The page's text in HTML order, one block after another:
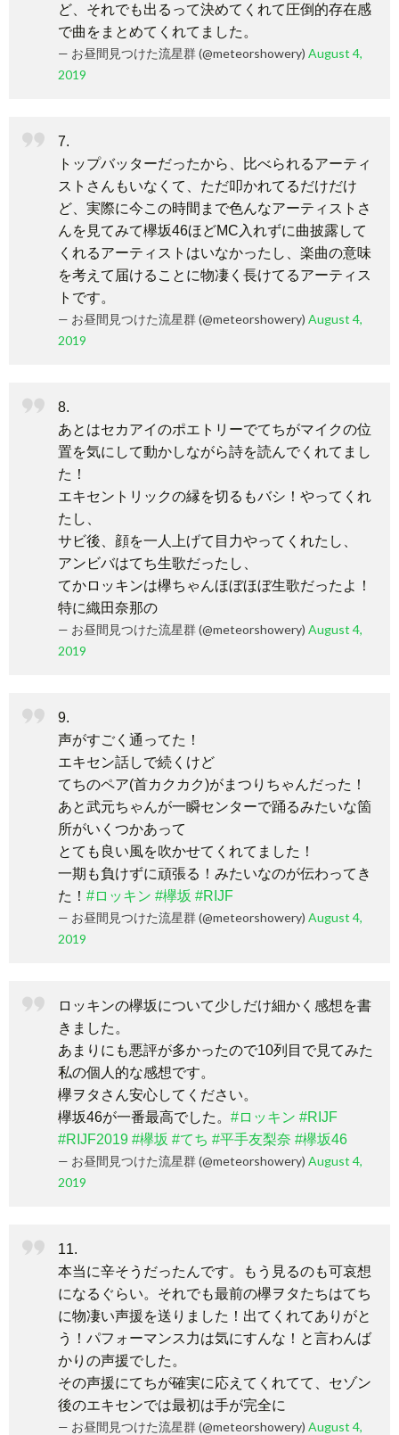
ど、それでも出るって決めてくれて圧倒的存在感
で曲をまとめてくれてました。
— お昼間見つけた流星群 (@meteorshowery) August 4,
2019
7.
トップバッターだったから、比べられるアーティ
ストさんもいなくて、ただ叩かれてるだけだけ
ど、実際に今この時間まで色んなアーティストさ
んを見てみて欅坂46ほどMC入れずに曲披露して
くれるアーティストはいなかったし、楽曲の意味
を考えて届けることに物凄く長けてるアーティス
トです。
— お昼間見つけた流星群 (@meteorshowery) August 4,
2019
8.
あとはセカアイのポエトリーでてちがマイクの位
置を気にして動かしながら詩を読んでくれてまし
た！
エキセントリックの縁を切るもバシ！やってくれ
たし、
サビ後、顔を一人上げて目力やってくれたし、
アンビバはてち生歌だったし、
てかロッキンは欅ちゃんほぼほぼ生歌だったよ！
特に織田奈那の
— お昼間見つけた流星群 (@meteorshowery) August 4,
2019
9.
声がすごく通ってた！
エキセン話しで続くけど
てちのペア(首カクカク)がまつりちゃんだった！
あと武元ちゃんが一瞬センターで踊るみたいな箇
所がいくつかあって
とても良い風を吹かせてくれてました！
一期も負けずに頑張る！みたいなのが伝わってき
た！ #ロッキン #欅坂 #RIJF
— お昼間見つけた流星群 (@meteorshowery) August 4,
2019
ロッキンの欅坂について少しだけ細かく感想を書
きました。
あまりにも悪評が多かったので10列目で見てみた
私の個人的な感想です。
欅ヲタさん安心してください。
欅坂46が一番最高でした。 #ロッキン #RIJF
#RIJF2019 #欅坂 #てち #平手友梨奈 #欅坂46
— お昼間見つけた流星群 (@meteorshowery) August 4,
2019
11.
本当に辛そうだったんです。もう見るのも可哀想
になるぐらい。それでも最前の欅ヲタたちはてち
に物凄い声援を送りました！出てくれてありがと
う！パフォーマンス力は気にすんな！と言わんば
かりの声援でした。
その声援にてちが確実に応えてくれてて、セゾン
後のエキセンでは最初は手が完全に
— お昼間見つけた流星群 (@meteorshowery) August 4,